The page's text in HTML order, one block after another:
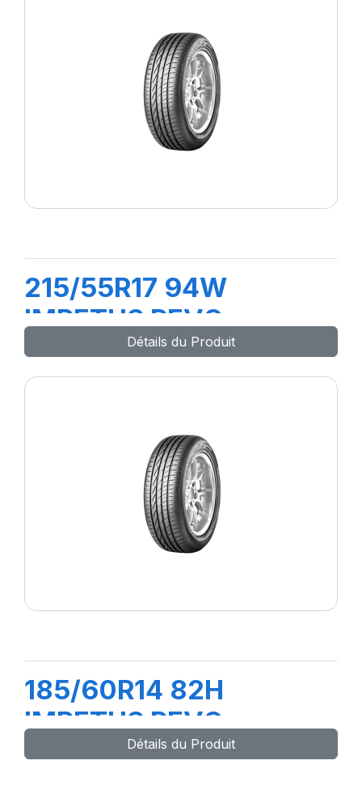
215/55R17 94W
IMPETUS REVO
Détails du Produit
185/60R14 82H
IMPETUS REVO
Détails du Produit